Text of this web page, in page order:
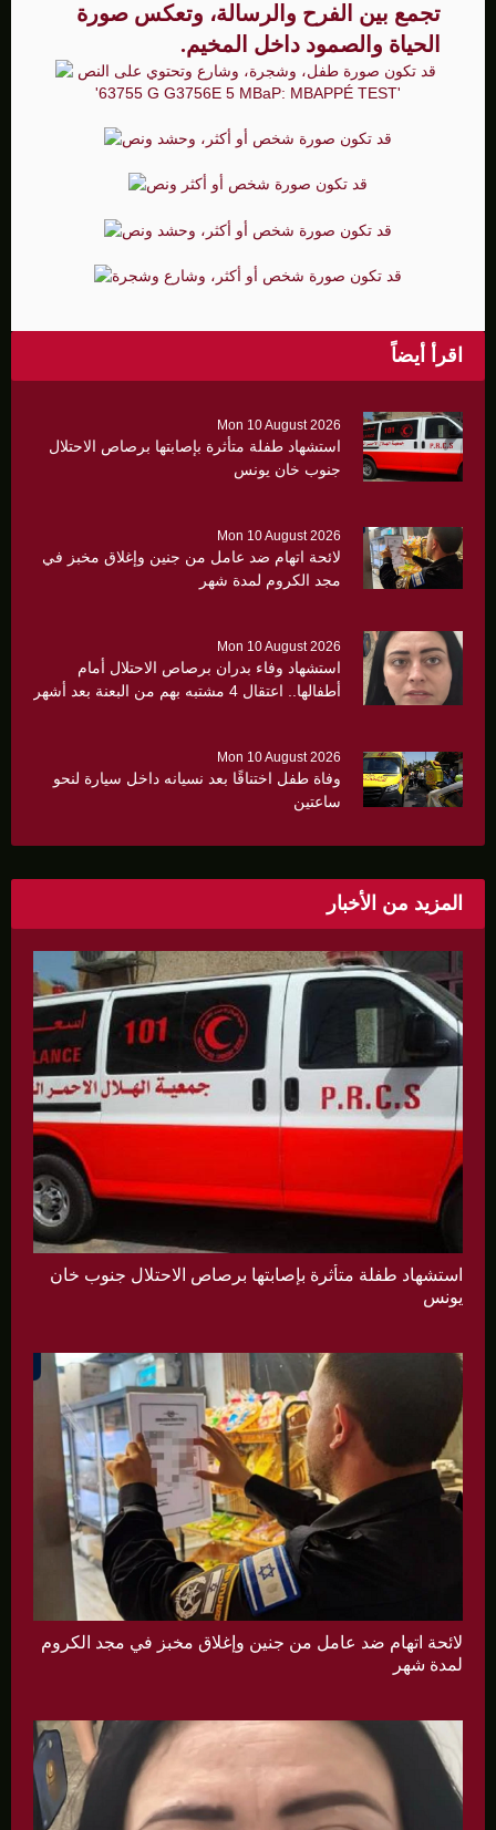
تجمع بين الفرح والرسالة، وتعكس صورة
الحياة والصمود داخل المخيم.
اقرأ أيضاً
Mon 10 August 2026
استشهاد طفلة متأثرة بإصابتها برصاص الاحتلال
جنوب خان يونس
Mon 10 August 2026
لائحة اتهام ضد عامل من جنين وإغلاق مخبز في
مجد الكروم لمدة شهر
Mon 10 August 2026
استشهاد وفاء بدران برصاص الاحتلال أمام
أطفالها.. اعتقال 4 مشتبه بهم من البعنة بعد أشهر
Mon 10 August 2026
وفاة طفل اختناقًا بعد نسيانه داخل سيارة لنحو
ساعتين
المزيد من الأخبار
استشهاد طفلة متأثرة بإصابتها برصاص الاحتلال جنوب خان
يونس
لائحة اتهام ضد عامل من جنين وإغلاق مخبز في مجد الكروم
لمدة شهر